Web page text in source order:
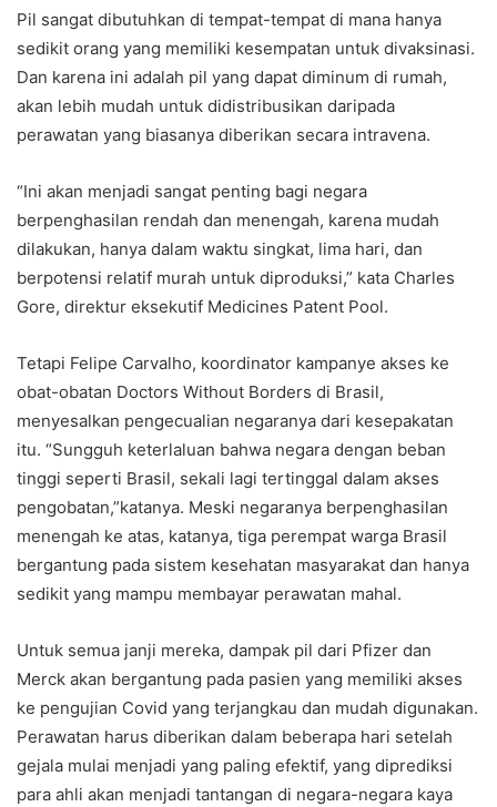
Pil sangat dibutuhkan di tempat-tempat di mana hanya
sedikit orang yang memiliki kesempatan untuk divaksinasi.
Dan karena ini adalah pil yang dapat diminum di rumah,
akan lebih mudah untuk didistribusikan daripada
perawatan yang biasanya diberikan secara intravena.
“Ini akan menjadi sangat penting bagi negara
berpenghasilan rendah dan menengah, karena mudah
dilakukan, hanya dalam waktu singkat, lima hari, dan
berpotensi relatif murah untuk diproduksi,” kata Charles
Gore, direktur eksekutif Medicines Patent Pool.
Tetapi Felipe Carvalho, koordinator kampanye akses ke
obat-obatan Doctors Without Borders di Brasil,
menyesalkan pengecualian negaranya dari kesepakatan
itu. “Sungguh keterlaluan bahwa negara dengan beban
tinggi seperti Brasil, sekali lagi tertinggal dalam akses
pengobatan,”katanya. Meski negaranya berpenghasilan
menengah ke atas, katanya, tiga perempat warga Brasil
bergantung pada sistem kesehatan masyarakat dan hanya
sedikit yang mampu membayar perawatan mahal.
Untuk semua janji mereka, dampak pil dari Pfizer dan
Merck akan bergantung pada pasien yang memiliki akses
ke pengujian Covid yang terjangkau dan mudah digunakan.
Perawatan harus diberikan dalam beberapa hari setelah
gejala mulai menjadi yang paling efektif, yang diprediksi
para ahli akan menjadi tantangan di negara-negara kaya